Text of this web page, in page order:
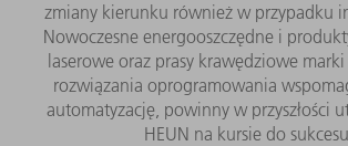
zmiany kierunku również w przypadku
Nowoczesne energooszczędne i
laserowe oraz prasy krawędziowe marki
rozwiązania oprogramowania
automatyzację, powinny w przyszłości
HEUN na kursie do